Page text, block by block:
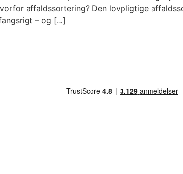
affaldssortering? Den lovpligtige
– og […]